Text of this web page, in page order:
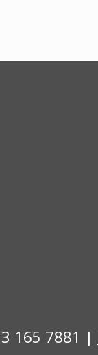
165 7881 |